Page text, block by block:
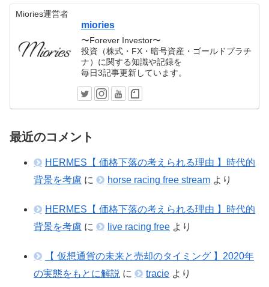
Miories運営者
miories
〜Forever Investor〜
投資（株式・FX・暗号資産・ゴールドプラチ
ナ）に関する知識や記録を
毎日3記事更新しています。
最近のコメント
HERMES【 価格下落の考えられる理由 】時代的
背景を考慮 に horse racing free stream より
HERMES【 価格下落の考えられる理由 】時代的
背景を考慮 に live racing free より
【 仮想通貨の未来と売却のタイミング 】2020年
の実態をもとに解説 に tracie より